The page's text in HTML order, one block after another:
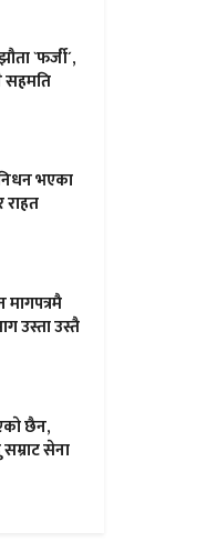
`फर्जी´,
भएका
राहत
मागपत्रमै
उस्ता उस्तै
छैन,
सेना